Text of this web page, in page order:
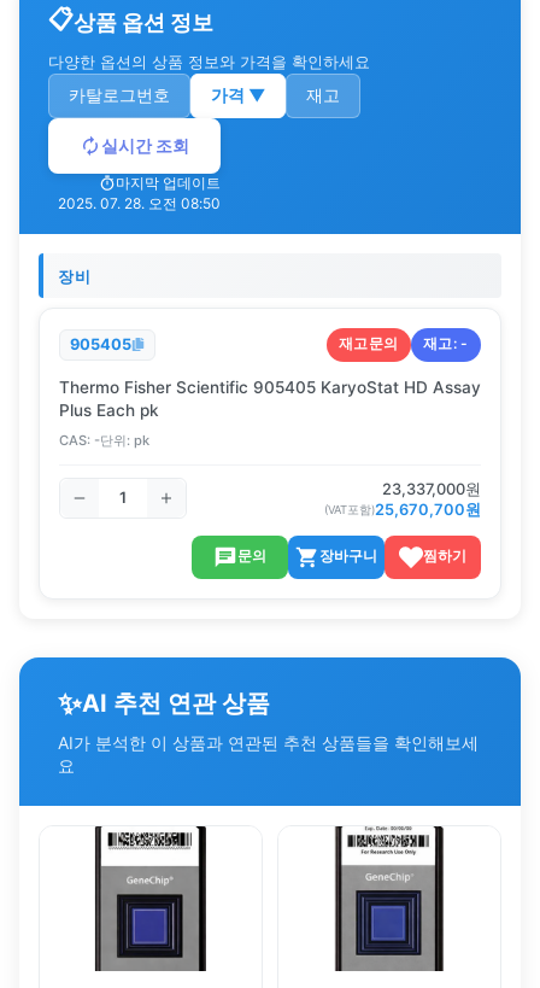
상품 옵션 정보
다양한 옵션의 상품 정보와 가격을 확인하세요
카탈로그번호 가격 ▼ 재고
실시간 조회
마지막 업데이트
2025. 07. 28. 오전 08:50
장비
905405 재고문의 재고:-
Thermo Fisher Scientific 905405 KaryoStat HD Assay
Plus Each pk
CAS: -단위: pk
23,337,000원
(VAT포함)25,670,700원
문의 장바구니 찜하기
✨AI 추천 연관 상품
AI가 분석한 이 상품과 연관된 추천 상품들을 확인해보세
요